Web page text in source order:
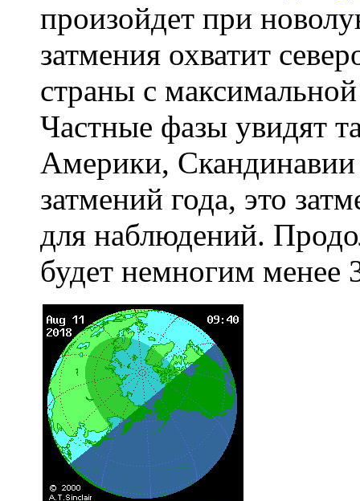
произойдет при
затмения охватит
страны с
Частные фазы увидят
Америки,
затмений года, это
для наблюдений.
будет немногим менее